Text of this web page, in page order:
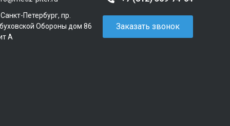
Санкт-Петербург, пр.
Обороны дом 86
А
Заказать звонок